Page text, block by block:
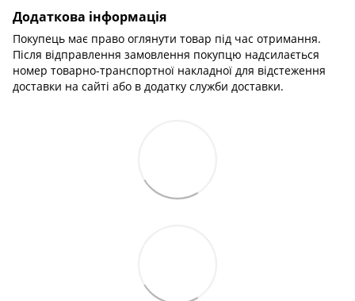
Додаткова інформація
Покупець має право оглянути товар під час отримання.
Після відправлення замовлення покупцю надсилається
номер товарно-транспортної накладної для відстеження
доставки на сайті або в додатку служби доставки.